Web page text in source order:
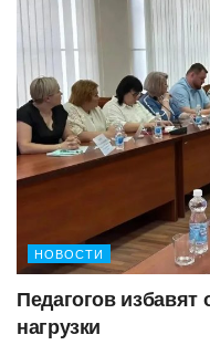
НОВОСТИ
Педагогов
нагрузки